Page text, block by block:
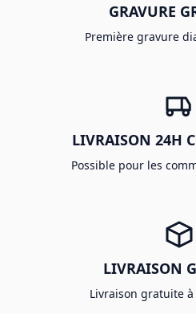
GRAVURE
Première gravure
LIVRAISON 24H
Possible pour les
LIVRAISON
Livraison gratuite